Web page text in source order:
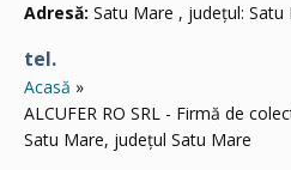
Adresă: Satu Mare , județul: Satu
tel.
Acasă
ALCUFER RO SRL - Firmă de
Satu Mare, județul Satu Mare